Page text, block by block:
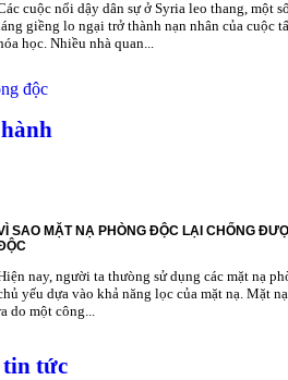
cuộc nổi dậy dân sự ở Syria leo thang, một
giềng lo ngại trở thành nạn nhân của cuộc
học. Nhiều nhà quan...
độc
SAO MẶT NẠ PHÒNG ĐỘC LẠI CHỐNG
nay, người ta thưòng sử dụng các mặt nạ
yếu dựa vào khả năng lọc của mặt nạ. Mặt
do một công...
tức